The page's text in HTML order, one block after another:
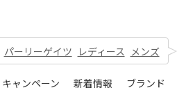
パーリーゲイツ レディース メンズ
キャンペーン 新着情報 ブランド